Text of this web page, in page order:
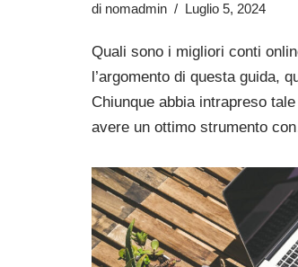
di nomadmin Luglio 5, 2024
Quali sono i migliori conti
l’argomento di questa guida,
Chiunque abbia intrapreso
avere un ottimo strumento